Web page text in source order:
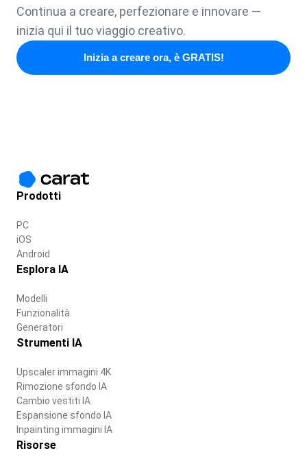
Continua a creare, perfezionare e innovare —
inizia qui il tuo viaggio creativo.
Inizia a creare ora, è GRATIS!
Prodotti
PC
iOS
Android
Esplora IA
Modelli
Funzionalità
Generatori
Strumenti IA
Upscaler immagini 4K
Rimozione sfondo IA
Cambio vestiti IA
Espansione sfondo IA
Inpainting immagini IA
Risorse